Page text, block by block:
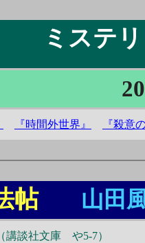
ミステ
『時間外世界』 『殺意
帖 山田
（講談社文庫 や5-7）